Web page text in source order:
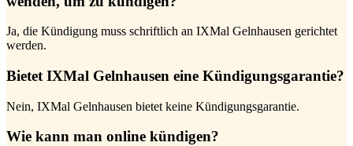
Ja, die Kündigung muss schriftlich an IXMal Gelnhausen gerichtet
werden.
Bietet IXMal Gelnhausen eine Kündigungsgarantie?
Nein, IXMal Gelnhausen bietet keine Kündigungsgarantie.
Wie kann man online kündigen?